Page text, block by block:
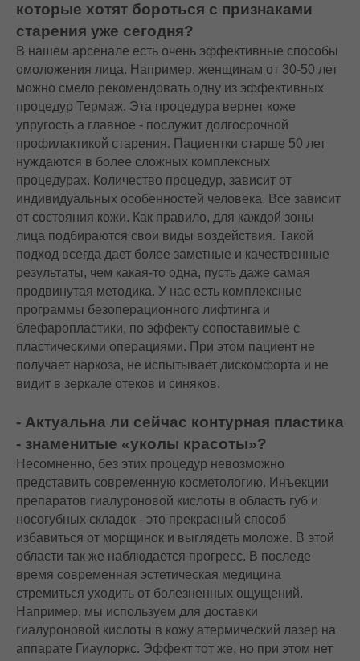
которые хотят бороться с признаками
старения уже сегодня?
В нашем арсенале есть очень эффективные способы
омоложения лица. Например, женщинам от 30-50 лет
можно смело рекомендовать одну из эффективных
процедур Термаж. Эта процедура вернет коже
упругость а главное - послужит долгосрочной
профилактикой старения. Пациентки старше 50 лет
нуждаются в более сложных комплексных
процедурах. Количество процедур, зависит от
индивидуальных особенностей человека. Все зависит
от состояния кожи. Как правило, для каждой зоны
лица подбираются свои виды воздействия. Такой
подход всегда дает более заметные и качественные
результаты, чем какая-то одна, пусть даже самая
продвинутая методика. У нас есть комплексные
программы безоперационного лифтинга и
блефаропластики, по эффекту сопоставимые с
пластическими операциями. При этом пациент не
получает наркоза, не испытывает дискомфорта и не
видит в зеркале отеков и синяков.
- Актуальна ли сейчас контурная пластика
- знаменитые «уколы красоты»?
Несомненно, без этих процедур невозможно
представить современную косметологию. Инъекции
препаратов гиалуроновой кислоты в область губ и
носогубных складок - это прекрасный способ
избавиться от морщинок и выглядеть моложе. В этой
области так же наблюдается прогресс. В последе
время современная эстетическая медицина
стремиться уходить от болезненных ощущений.
Например, мы используем для доставки
гиалуроновой кислоты в кожу атермический лазер на
аппарате Гиаулоркс. Эффект тот же, но при этом нет